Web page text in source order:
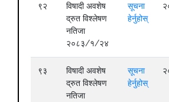
९२
विषादी अवशेष
द्रुत विश्लेषण
नतिजा
२०८३/१/२४
सूचना
हेर्नुहोस्
९३
विषादी अवशेष
द्रुत विश्लेषण
नतिजा
सूचना
हेर्नुहोस्